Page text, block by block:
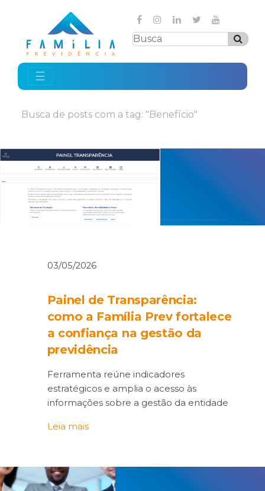
☰
Busca de posts com a tag: "Benefício"
03/05/2026
Painel de Transparência:
como a Família Prev fortalece
a confiança na gestão da
previdência
Ferramenta reúne indicadores
estratégicos e amplia o acesso às
informações sobre a gestão da entidade
Leia mais